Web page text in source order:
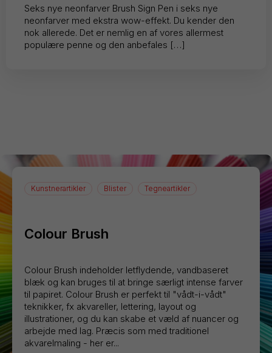
Seks nye neonfarver Brush Sign Pen i seks nye
neonfarver med ekstra wow-effekt. Du kender den
nok allerede. Det er nemlig en af vores allermest
populære penne og den anbefales […]
Kunstnerartikler Blister Tegneartikler
Colour Brush
Colour Brush indeholder letflydende, vandbaseret
blæk og kan bruges til at bringe særligt intense farver
til papiret. Colour Brush er perfekt til "vådt-i-vådt"
teknikker, fx akvareller, lettering, layout og
illustrationer, og du kan skabe et væld af nuancer og
arbejde med lag. Præcis som med traditionel
akvarelmaling - her er...